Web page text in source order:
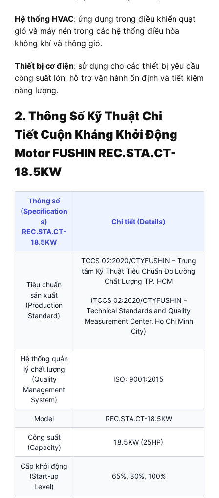
Hệ thống HVAC: ứng dụng trong điều khiển quạt
gió và máy nén trong các hệ thống điều hòa
không khí và thông gió.
Thiết bị cơ điện: sử dụng cho các thiết bị yêu cầu
công suất lớn, hỗ trợ vận hành ổn định và tiết kiệm
năng lượng.
2. Thông Số Kỹ Thuật Chi
Tiết Cuộn Kháng Khởi Động
Motor FUSHIN REC.STA.CT-
18.5KW
Thông số
(Specification
s)
REC.STA.CT-
18.5KW
Chi tiết (Details)
Tiêu chuẩn
sản xuất
(Production
Standard)
TCCS 02:2020/CTYFUSHIN – Trung
tâm Kỹ Thuật Tiêu Chuẩn Đo Lường
Chất Lượng TP. HCM
(TCCS 02:2020/CTYFUSHIN –
Technical Standards and Quality
Measurement Center, Ho Chi Minh
City)
Hệ thống quản
lý chất lượng
(Quality
Management
System)
ISO: 9001:2015
Model REC.STA.CT-18.5KW
Công suất
(Capacity)
18.5KW (25HP)
Cấp khởi động
(Start-up
Level)
65%, 80%, 100%